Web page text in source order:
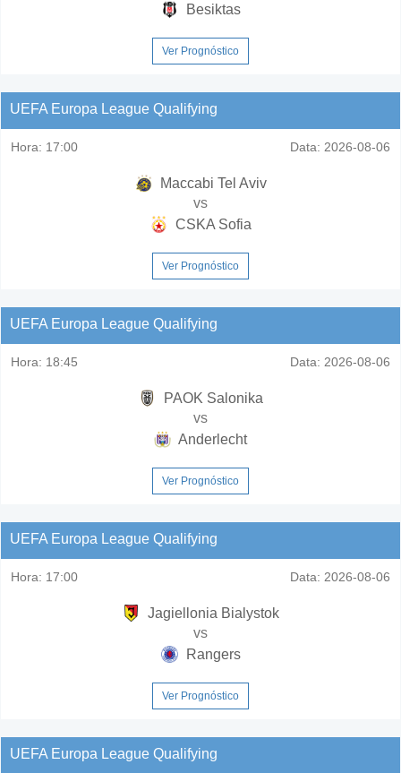
Besiktas
Ver Prognóstico
UEFA Europa League Qualifying
Hora: 17:00 Data: 2026-08-06
Maccabi Tel Aviv
vs
CSKA Sofia
Ver Prognóstico
UEFA Europa League Qualifying
Hora: 18:45 Data: 2026-08-06
PAOK Salonika
vs
Anderlecht
Ver Prognóstico
UEFA Europa League Qualifying
Hora: 17:00 Data: 2026-08-06
Jagiellonia Bialystok
vs
Rangers
Ver Prognóstico
UEFA Europa League Qualifying